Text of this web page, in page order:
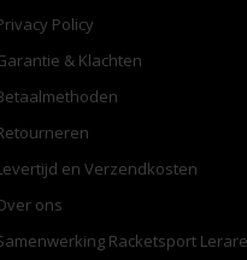
Policy
& Klachten
en Verzendkosten
ons
Racketsport